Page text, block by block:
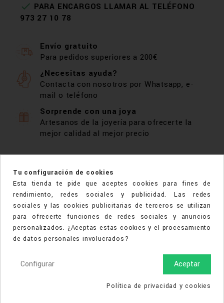
 PARA ENCARGOS LLAMAR AL TELÉFONO
973 27 10 78
Envío gratuito
Para pedidos superiores a 200€
¿Necesitas ayuda?
Contacta con nosotros por Whatsapp, e-
mail o teléfono
Sorprende con una joya
Artesanos de la joyería para ofrecerte la
mejor calidad al mejor precio
DESCRIPCIÓN
DETALLES DEL PRODUCTO
Anillo en oro amarillo de 18kts, con zafiros
multicolores.
Si lo quieres a una medida en concreto, recuerda
Talla:brillante.
Tu configuración de cookies
Esta tienda te pide que aceptes cookies para fines de
rendimiento, redes sociales y publicidad. Las redes
sociales y las cookies publicitarias de terceros se utilizan
para ofrecerte funciones de redes sociales y anuncios
personalizados. ¿Aceptas estas cookies y el procesamiento
de datos personales involucrados?
Aceptar
Configurar
Política de privacidad y cookies